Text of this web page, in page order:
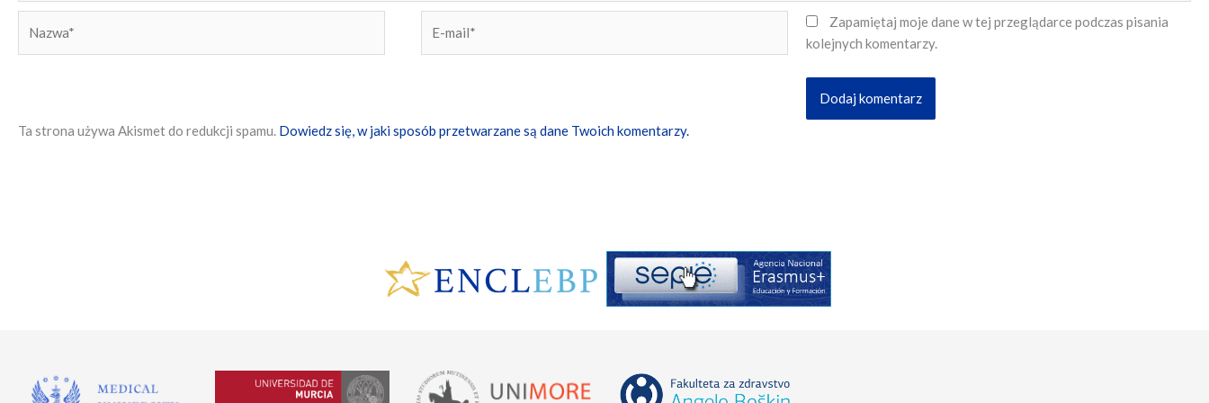
mail*
Zapamiętaj moje dane w tej przeglądarce podczas pisania
kolejnych komentarzy.
Ta strona używa Akismet do redukcji spamu. Dowiedz się, w jaki sposób przetwarzane są dane Twoich komentarzy.